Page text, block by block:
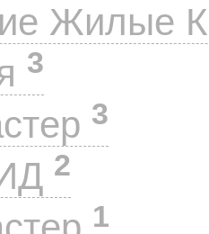
Жилые
3
3
2
1